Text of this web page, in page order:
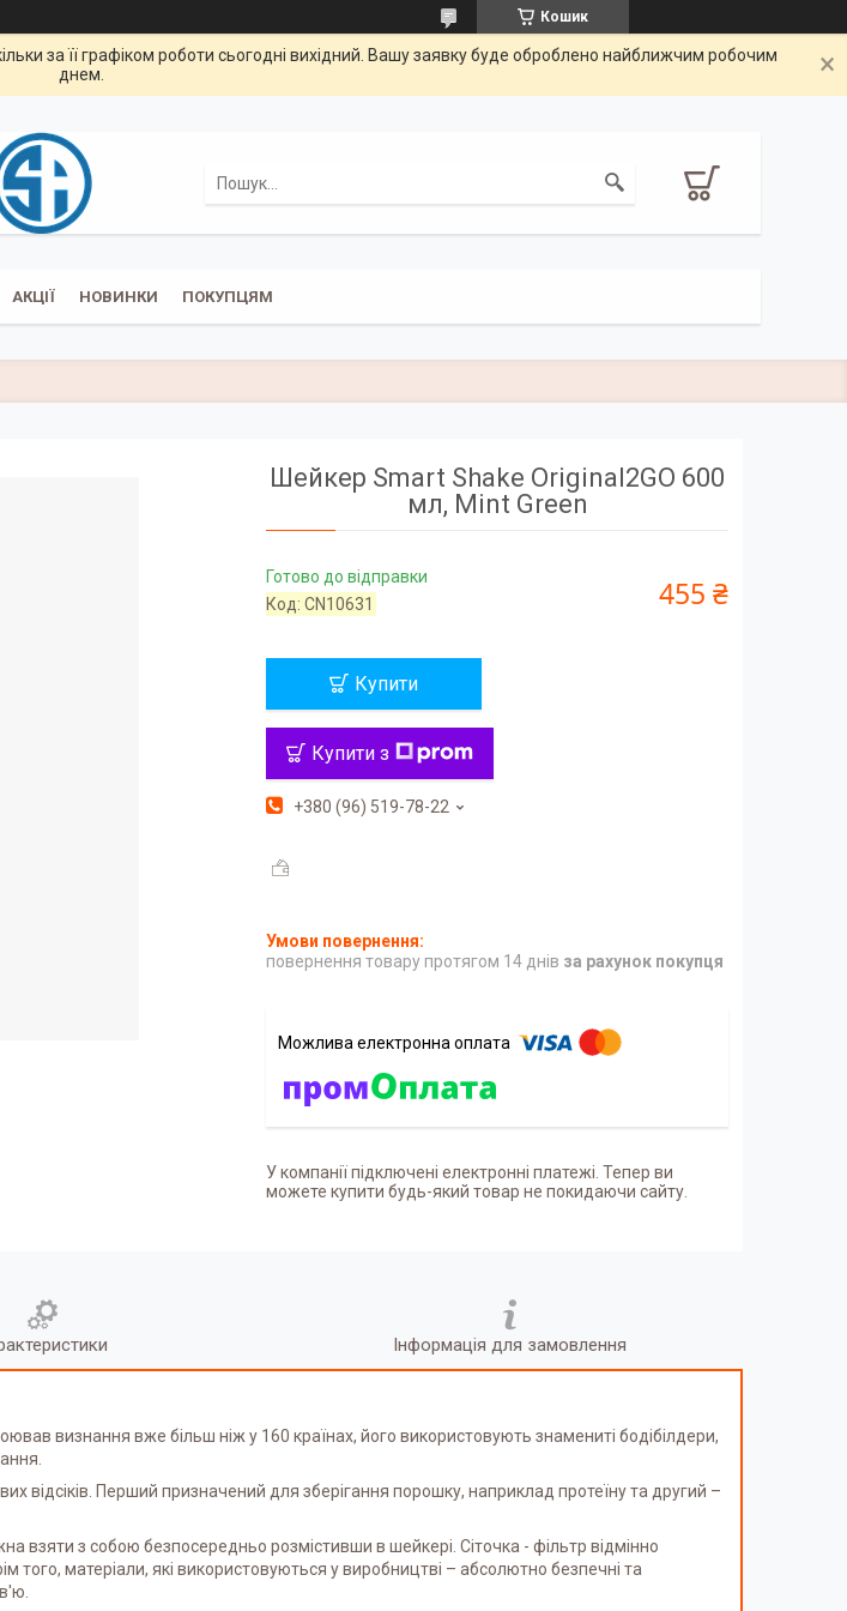
Кошик
за її графіком роботи сьогодні вихідний. Вашу заявку буде оброблено найближчим робочим
днем.
АКЦІЇ НОВИНКИ ПОКУПЦЯМ
Шейкер Smart Shake Original2GO 600
мл, Mint Green
Готово до відправки
Код:CN10631 455 ₴
Купити
Купити з
+380 (96) 519-78-22
повернення товару протягом 14 днів за рахунок покупця
У компанії підключені електронні платежі. Тепер ви
можете купити будь-який товар не покидаючи сайту.
Інформація для замовлення
визнання вже більш ніж у 160 країнах, його використовують знамениті бодібілдери,
відсіків. Перший призначений для зберігання порошку, наприклад протеїну та другий –
взяти з собою безпосередньо розмістивши в шейкері. Сіточка - фільтр відмінно
матеріали, які використовуються у виробництві – абсолютно безпечні та